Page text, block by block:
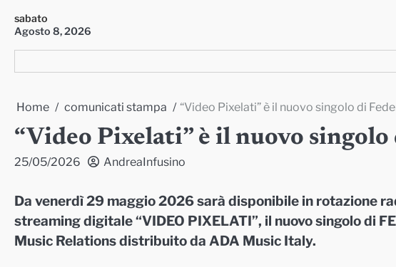
content
sabato
Agosto 8, 2026
Home comunicati stampa “Video Pixelati” è il nuovo singolo di
“Video Pixelati” è il nuovo
25/05/2026 AndreaInfusino
Da venerdì 29 maggio 2026 sarà disponibile in rotazione
streaming digitale “VIDEO PIXELATI”, il nuovo singolo di
Music Relations distribuito da ADA Music Italy.